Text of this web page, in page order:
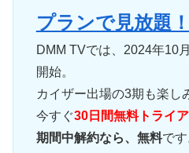
プランで見放題！
DMM TVでは、2024年10
開始。
カイザー出場の3期も楽し
今すぐ30日間無料トライ
期間中解約なら、無料です